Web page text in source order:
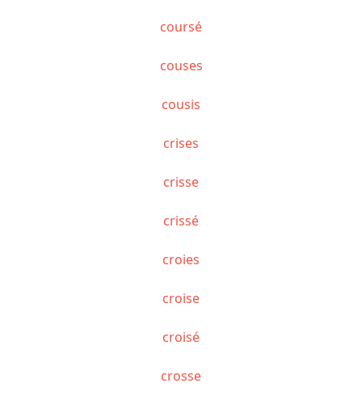
coursé
couses
cousis
crises
crisse
crissé
croies
croise
croisé
crosse